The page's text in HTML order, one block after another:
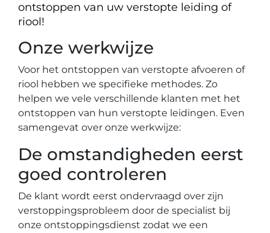
ontstoppen van uw verstopte leiding of
riool!
Onze werkwijze
Voor het ontstoppen van verstopte afvoeren of
riool hebben we specifieke methodes. Zo
helpen we vele verschillende klanten met het
ontstoppen van hun verstopte leidingen. Even
samengevat over onze werkwijze:
De omstandigheden eerst
goed controleren
De klant wordt eerst ondervraagd over zijn
verstoppingsprobleem door de specialist bij
onze ontstoppingsdienst zodat we een